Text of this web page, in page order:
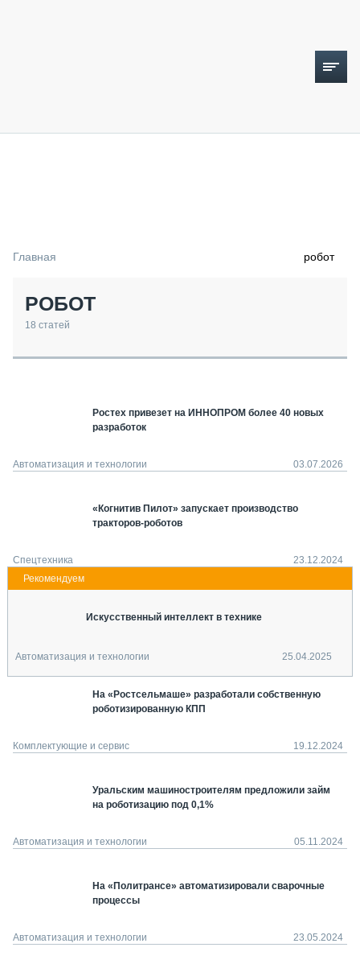
ТЕХНИКА КРУПНЫМ ПЛАНОМ
ИСПЫТАТЕЛИ
МЕРОПРИЯТИЯ
О ПРОЕКТЕ
Главная робот
РОБОТ
18 статей
Ростех привезет на ИННОПРОМ более 40 новых
разработок
Автоматизация и технологии 03.07.2026
«Когнитив Пилот» запускает производство
тракторов-роботов
Спецтехника 23.12.2024
Искусственный интеллект в технике
Автоматизация и технологии 25.04.2025
На «Ростсельмаше» разработали собственную
роботизированную КПП
Комплектующие и сервис 19.12.2024
Уральским машиностроителям предложили займ
на роботизацию под 0,1%
Автоматизация и технологии 05.11.2024
На «Политрансе» автоматизировали сварочные
процессы
Автоматизация и технологии 23.05.2024